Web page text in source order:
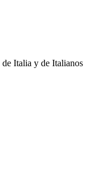
Italia y de Italianos